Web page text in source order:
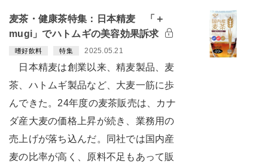
麦茶・健康茶特集：日本精麦 「＋
mugi」でハトムギの美容効果訴求
嗜好飲料 特集 2025.05.21
日本精麦は創業以来、精麦製品、麦
茶、ハトムギ製品など、大麦一筋に歩
んできた。24年度の麦茶販売は、カナ
ダ産大麦の価格上昇が続き、業務用の
売上げが落ち込んだ。同社では国内産
麦の比率が高く、原料不足もあって販